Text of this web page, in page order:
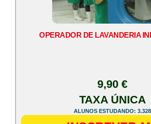
OPERADOR DE LAVANDERIA
9,90 €
TAXA ÚNICA
ALUNOS ESTUDANDO: 3.328